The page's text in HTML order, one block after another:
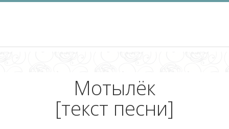
Мотылёк
[текст песни]